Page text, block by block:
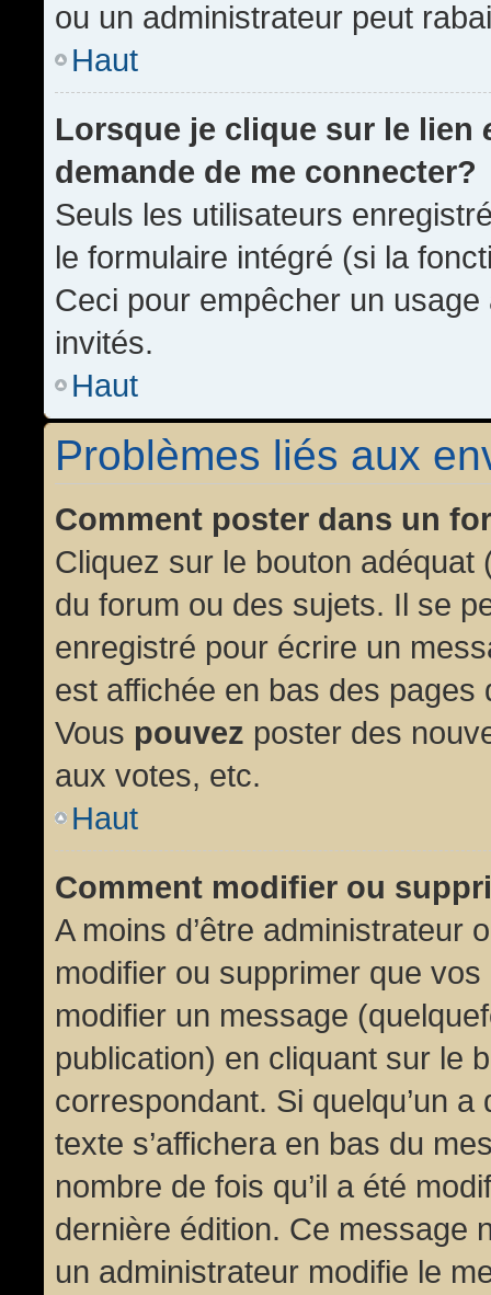
ou un administrateur peut
Haut
Lorsque je clique sur le lien
demande de me connecter?
Seuls les utilisateurs
le formulaire intégré (si la
Ceci pour empêcher un
invités.
Haut
Problèmes liés aux
Comment poster dans un
Cliquez sur le bouton
du forum ou des sujets. Il se
enregistré pour écrire un
est affichée en bas des
Vous pouvez poster des
aux votes, etc.
Haut
Comment modifier ou
A moins d’être administrateur
modifier ou supprimer que
modifier un message
publication) en cliquant sur le
correspondant. Si quelqu’un
texte s’affichera en bas du
nombre de fois qu’il a été
dernière édition. Ce message
un administrateur modifie le